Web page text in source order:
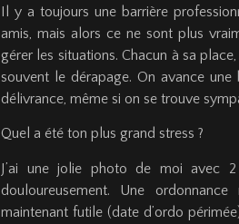
Il y a toujours une barrière
amis, mais alors ce ne sont plus
gérer les situations. Chacun à sa
souvent le dérapage. On avance
délivrance, même si on se trouve
Quel a été ton plus grand stress ?
J’ai une jolie photo de moi avec
douloureusement. Une
maintenant futile (date d’ordo